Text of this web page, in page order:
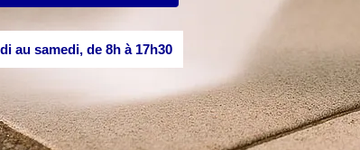
au samedi, de 8h à 17h30